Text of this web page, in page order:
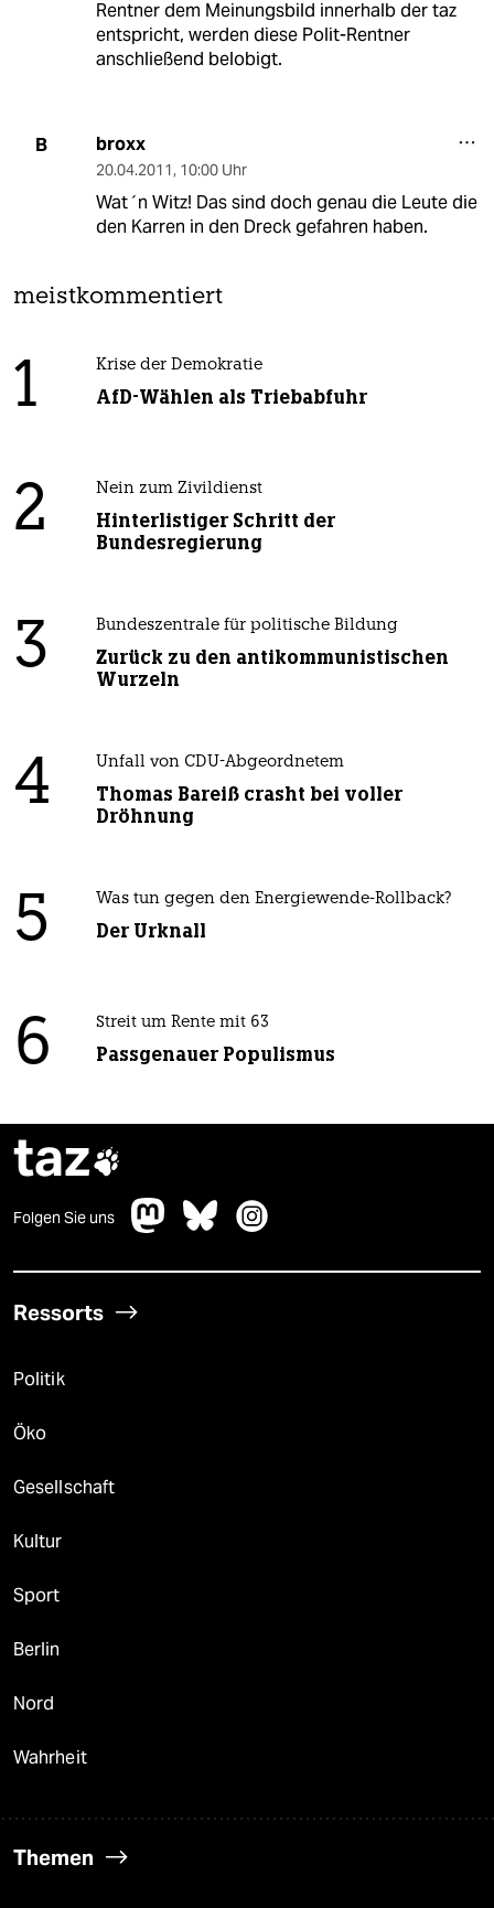
Rentner dem Meinungsbild innerhalb der taz
entspricht, werden diese Polit-Rentner
anschließend belobigt.
B broxx
20.04.2011, 10:00 Uhr
Wat´n Witz! Das sind doch genau die Leute die
den Karren in den Dreck gefahren haben.
meistkommentiert
1 Krise der Demokratie
AfD-Wählen als Triebabfuhr
2 Nein zum Zivildienst
Hinterlistiger Schritt der
Bundesregierung
3 Bundeszentrale für politische Bildung
Zurück zu den antikommunistischen
Wurzeln
4 Unfall von CDU-Abgeordnetem
Thomas Bareiß crasht bei voller
Dröhnung
5 Was tun gegen den Energiewende-Rollback?
Der Urknall
6 Streit um Rente mit 63
Passgenauer Populismus
taz
Folgen Sie uns
Ressorts
Politik
Öko
Gesellschaft
Kultur
Sport
Berlin
Nord
Wahrheit
Themen